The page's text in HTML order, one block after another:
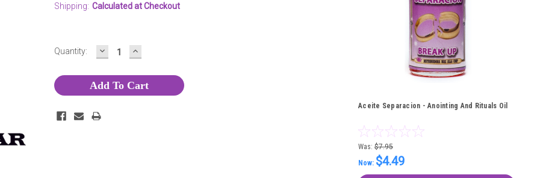
Shipping: Calculated at Checkout
Current
Quantity: DECREASE
QUANTITY:
INCREASE
QUANTITY:
Aceite Separacion - Anointing And Rituals Oil
Was: $7.95
Now: $4.49